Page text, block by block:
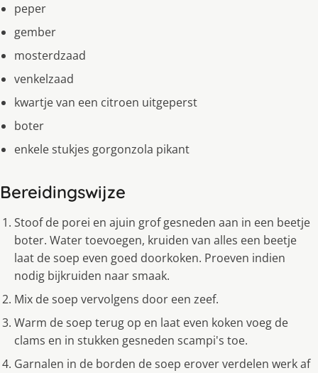
peper
gember
mosterdzaad
venkelzaad
kwartje van een citroen uitgeperst
boter
enkele stukjes gorgonzola pikant
Bereidingswijze
Stoof de porei en ajuin grof gesneden aan in een beetje
boter. Water toevoegen, kruiden van alles een beetje
laat de soep even goed doorkoken. Proeven indien
nodig bijkruiden naar smaak.
Mix de soep vervolgens door een zeef.
Warm de soep terug op en laat even koken voeg de
clams en in stukken gesneden scampi's toe.
Garnalen in de borden de soep erover verdelen werk af